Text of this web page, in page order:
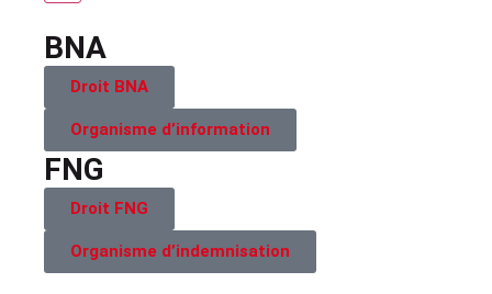
BNA
Droit BNA
Organisme d’information
FNG
Droit FNG
Organisme d’indemnisation